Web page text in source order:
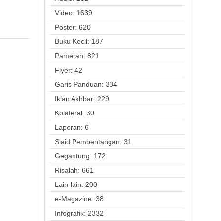
Video: 1639
Poster: 620
Buku Kecil: 187
Pameran: 821
Flyer: 42
Garis Panduan: 334
Iklan Akhbar: 229
Kolateral: 30
Laporan: 6
Slaid Pembentangan: 31
Gegantung: 172
Risalah: 661
Lain-lain: 200
e-Magazine: 38
Infografik: 2332